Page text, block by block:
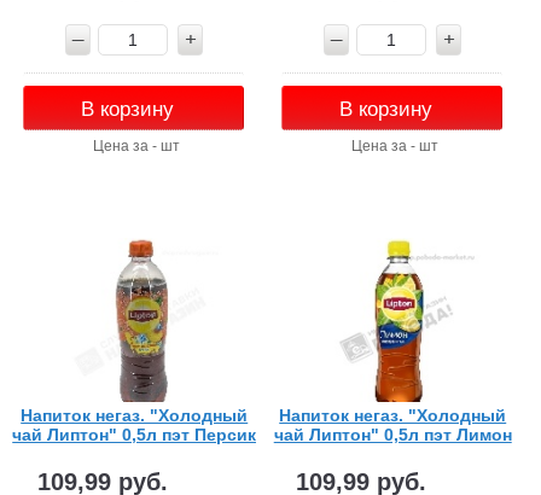
В корзину
Цена за - шт
В корзину
Цена за - шт
Напиток негаз. "Холодный
чай Липтон" 0,5л пэт Персик
109,99 руб.
Напиток негаз. "Холодный
чай Липтон" 0,5л пэт Лимон
109,99 руб.